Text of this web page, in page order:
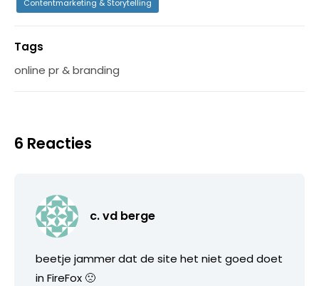
Contentmarketing & Storytelling
Tags
online pr & branding
6 Reacties
c. vd berge
beetje jammer dat de site het niet goed doet
in FireFox 🙁